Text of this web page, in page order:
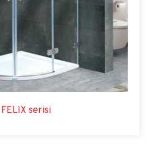
FELIX serisi